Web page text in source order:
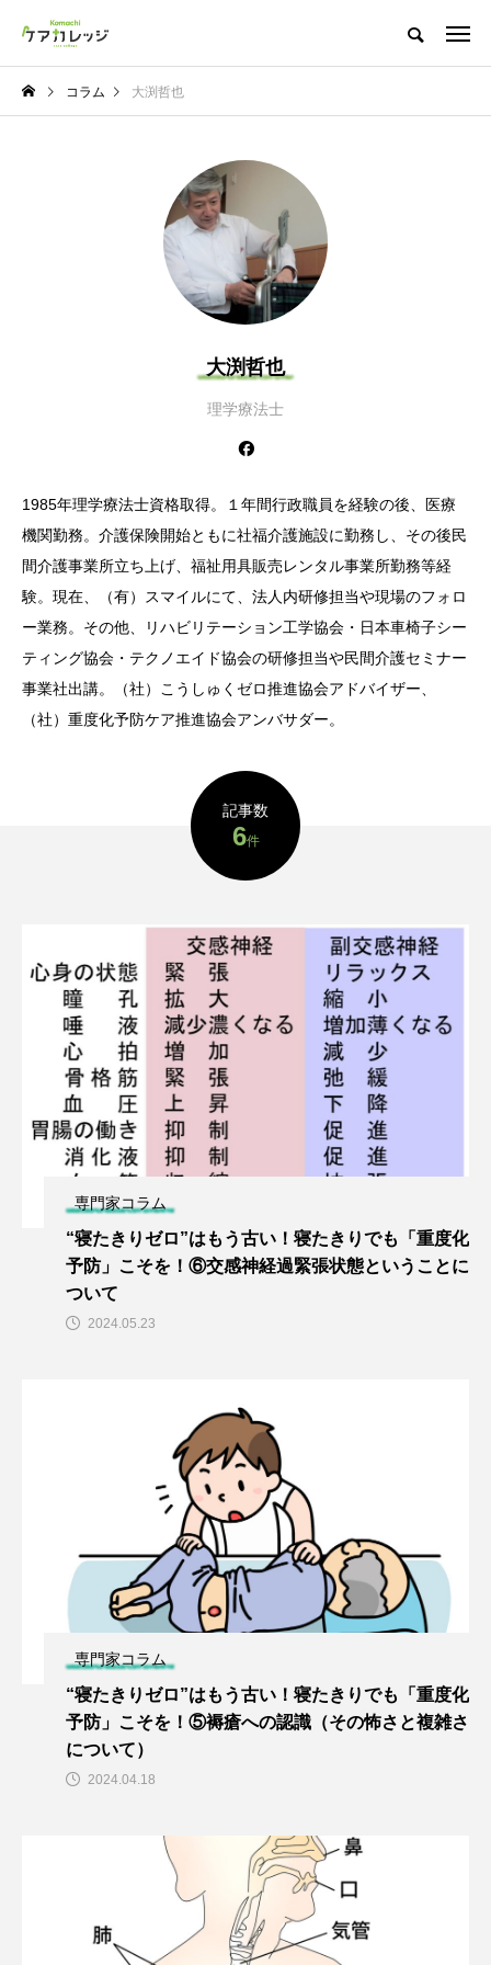
コラム 大渕哲也
大渕哲也
理学療法士
1985年理学療法士資格取得。１年間行政職員を経験の後、医療
機関勤務。介護保険開始ともに社福介護施設に勤務し、その後民
間介護事業所立ち上げ、福祉用具販売レンタル事業所勤務等経
験。現在、（有）スマイルにて、法人内研修担当や現場のフォロ
ー業務。その他、リハビリテーション工学協会・日本車椅子シー
ティング協会・テクノエイド協会の研修担当や民間介護セミナー
事業社出講。（社）こうしゅくゼロ推進協会アドバイザー、
（社）重度化予防ケア推進協会アンバサダー。
記事数
6件
専門家コラム
“寝たきりゼロ”はもう古い！寝たきりでも「重度化
予防」こそを！⑥交感神経過緊張状態ということに
ついて
2024.05.23
専門家コラム
“寝たきりゼロ”はもう古い！寝たきりでも「重度化
予防」こそを！⑤褥瘡への認識（その怖さと複雑さ
について）
2024.04.18